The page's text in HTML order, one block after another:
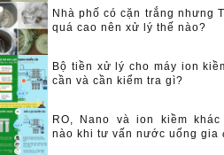
Nhà phố có cặn trắng nhưng
quá cao nên xử lý thế nào?
Bộ tiền xử lý cho máy ion
cần và cần kiểm tra gì?
RO, Nano và ion kiềm khác
nào khi tư vấn nước uống gia